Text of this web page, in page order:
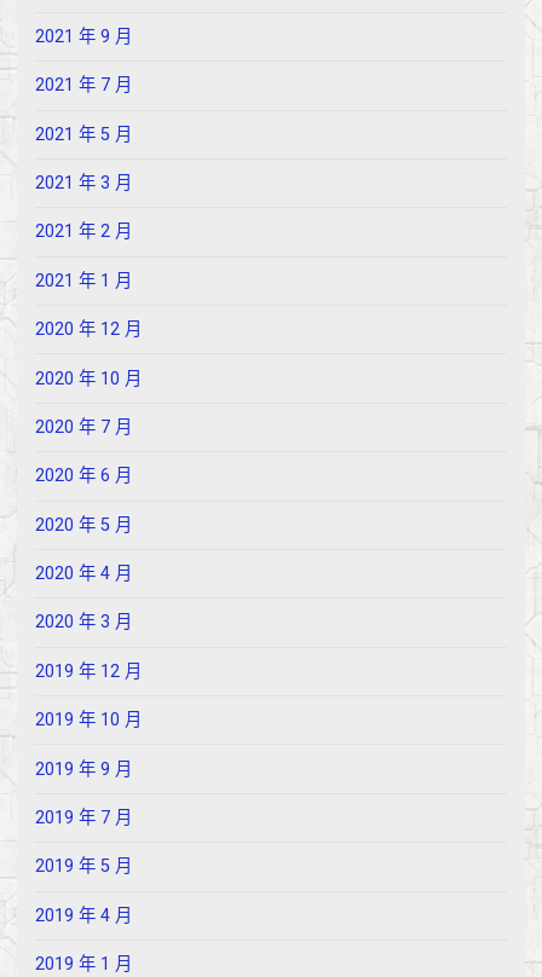
2021 年 9 月
2021 年 7 月
2021 年 5 月
2021 年 3 月
2021 年 2 月
2021 年 1 月
2020 年 12 月
2020 年 10 月
2020 年 7 月
2020 年 6 月
2020 年 5 月
2020 年 4 月
2020 年 3 月
2019 年 12 月
2019 年 10 月
2019 年 9 月
2019 年 7 月
2019 年 5 月
2019 年 4 月
2019 年 1 月